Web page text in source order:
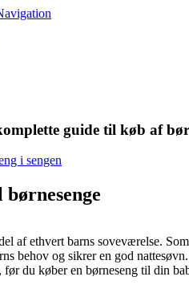
guide til køb af
af ethvert barns soveværelse.
behov og sikrer en god
du køber en børneseng til din